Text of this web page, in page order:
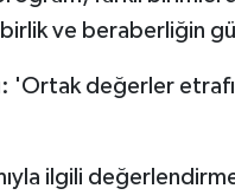
ve beraberliğin
'Ortak değerler
ilgili